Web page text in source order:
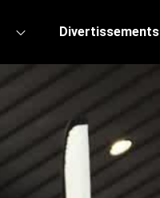
Divertissements